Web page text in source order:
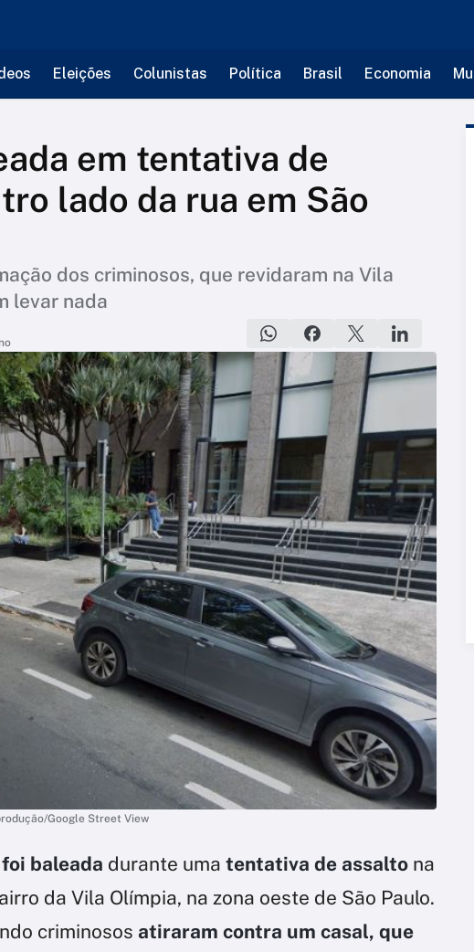
Eleições Colunistas Política Brasil Economia
em tentativa de
lado da rua em São
dos criminosos, que revidaram na Vila
levar nada
Google Street View
baleada durante uma tentativa de assalto na
da Vila Olímpia, na zona oeste de São Paulo.
criminosos atiraram contra um casal, que